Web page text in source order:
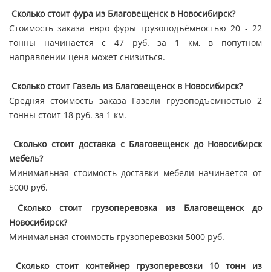
Сколько стоит фура из Благовещенск в Новосибирск?
Стоимость заказа евро фуры грузоподъёмностью 20 - 22
тонны начинается с 47 руб. за 1 км, в попутном
направлении цена может снизиться.
Сколько стоит Газель из Благовещенск в Новосибирск?
Средняя стоимость заказа Газели грузоподъёмностью 2
тонны стоит 18 руб. за 1 км.
Сколько стоит доставка с Благовещенск до Новосибирск
мебель?
Минимальная стоимость доставки мебели начинается от
5000 руб.
Сколько стоит грузоперевозка из Благовещенск до
Новосибирск?
Минимальная стоимость грузоперевозки 5000 руб.
Сколько стоит контейнер грузоперевозки 10 тонн из